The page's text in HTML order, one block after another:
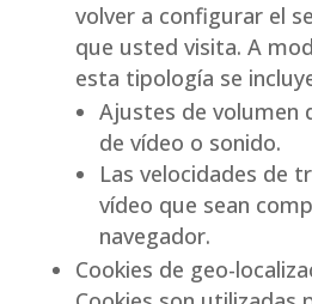
volver a configurar el
que usted visita. A
esta tipología se
Ajustes de volumen
de vídeo o sonido.
Las velocidades de
vídeo que sean
navegador.
Cookies de geo-